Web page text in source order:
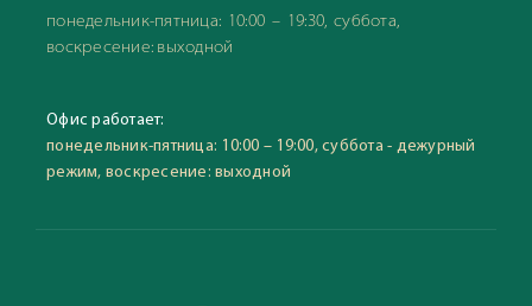
понедельник-пятница: 10:00 – 19:30, суббота,
воскресение: выходной
Офис работает:
понедельник-пятница: 10:00 – 19:00, суббота - дежурный
режим, воскресение: выходной